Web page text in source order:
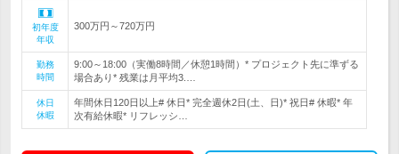
初年度
年収
300万円～720万円
勤務
時間
9:00～18:00（実働8時間／休憩1時間）* プロジェクト先に準ずる
場合あり* 残業は月平均3.…
休日
休暇
年間休日120日以上# 休日* 完全週休2日(土、日)* 祝日# 休暇* 年
次有給休暇* リフレッシ…